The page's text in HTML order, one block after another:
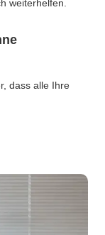
weiterhelfen.
dass alle Ihre